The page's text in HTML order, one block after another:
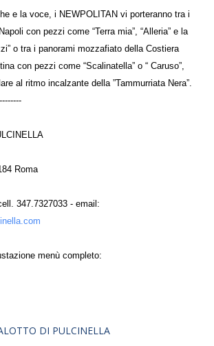
e la voce, i NEWPOLITAN vi porteranno tra i
con pezzi come “Terra mia”, “Alleria” e la
o tra i panorami mozzafiato della Costiera
con pezzi come “Scalinatella” o “ Caruso”,
al ritmo incalzante della ”Tammurriata Nera”.
Roma
347.7327033 - email:
menù completo:
DI PULCINELLA